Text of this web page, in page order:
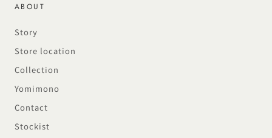
ABOUT
Story
Store location
Collection
Yomimono
Contact
Stockist